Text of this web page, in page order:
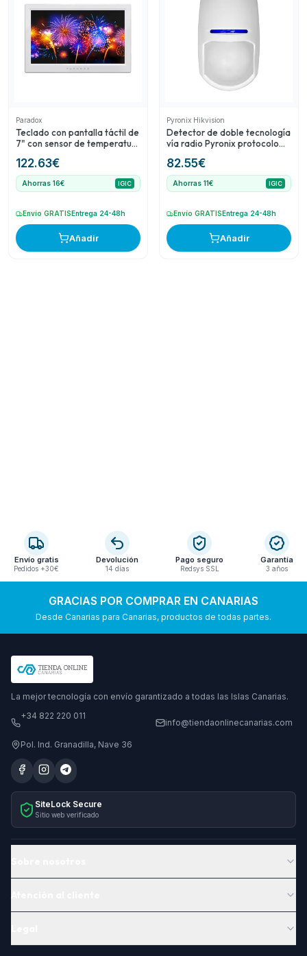
Paradox
Teclado con pantalla táctil de
7" con sensor de temperatura
122.63€
Ahorras 16€ IGIC
Envío GRATIS Entrega 24-48h
Añadir
Pyronix Hikvision
Detector de doble tecnología
vía radio Pyronix protocolo
82.55€
Ahorras 11€ IGIC
Envío GRATIS Entrega 24-48h
Añadir
Envío gratis
Pedidos +30€
Devolución
14 días
Pago seguro
Redsys SSL
Garantía
3 años
GRACIAS POR COMPRAR EN CANARIAS
Desde Canarias para Canarias, productos de todas partes.
La mejor tecnología con envío garantizado a todas las Islas Canarias.
+34 822 220 011
info@tiendaonlinecanarias.com
Pol. Ind. Granadilla, Nave 36
SiteLock Secure
Sitio web verificado